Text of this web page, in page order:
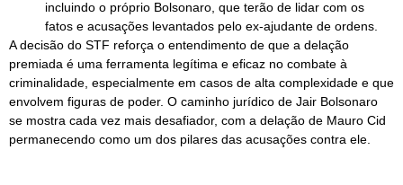
incluindo o próprio Bolsonaro, que terão de lidar com os
fatos e acusações levantados pelo ex-ajudante de ordens.
A decisão do STF reforça o entendimento de que a delação
premiada é uma ferramenta legítima e eficaz no combate à
criminalidade, especialmente em casos de alta complexidade e que
envolvem figuras de poder. O caminho jurídico de Jair Bolsonaro
se mostra cada vez mais desafiador, com a delação de Mauro Cid
permanecendo como um dos pilares das acusações contra ele.